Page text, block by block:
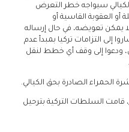
سيواجه خطر التعرض
العقوبة القاسية أو
لا يمكن تعويضه، في حال إرساله
إلى التزامات تركيا بمبدأ عدم
ودعوا إلى وقف أي خطط لنقل
الاحتجاز، قامت السلطات التركية بترحيل